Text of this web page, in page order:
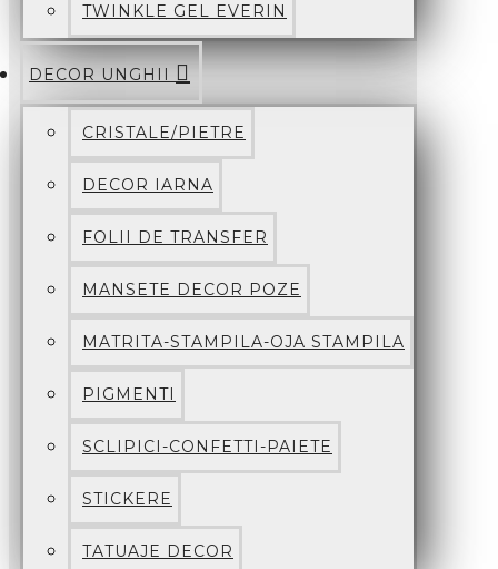
TWINKLE GEL EVERIN
DECOR UNGHII
CRISTALE/PIETRE
DECOR IARNA
FOLII DE TRANSFER
MANSETE DECOR POZE
MATRITA-STAMPILA-OJA STAMPILA
PIGMENTI
SCLIPICI-CONFETTI-PAIETE
STICKERE
TATUAJE DECOR